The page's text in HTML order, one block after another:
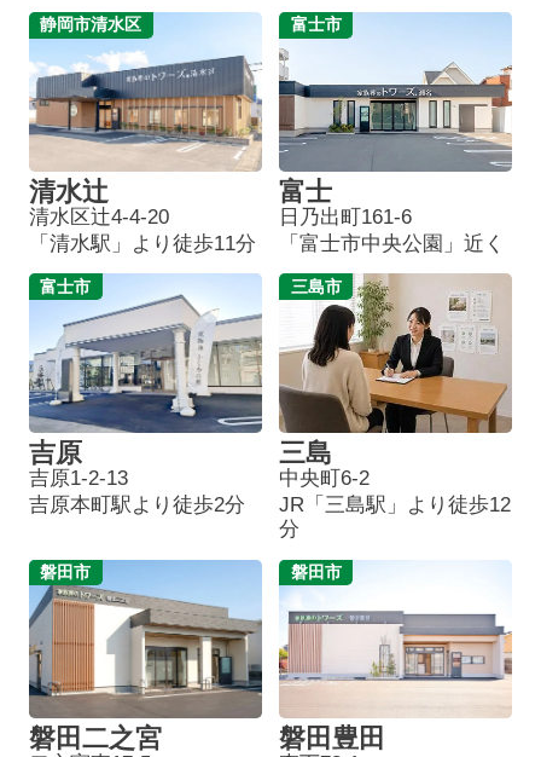
静岡市清水区
清水辻
清水区辻4-4-20
「清水駅」より徒歩11分
富士市
富士
日乃出町161-6
「富士市中央公園」近く
富士市
吉原
吉原1-2-13
吉原本町駅より徒歩2分
三島市
三島
中央町6-2
JR「三島駅」より徒歩12
分
磐田市
磐田二之宮
磐田市
磐田豊田